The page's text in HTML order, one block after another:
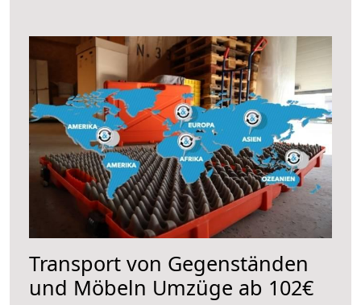
Transport von Gegenständen
und Möbeln Umzüge ab 102€